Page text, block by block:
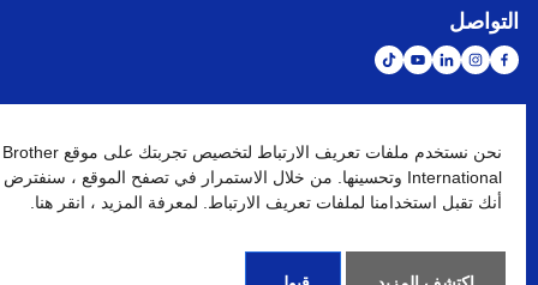
التواصل
الشبكة العالمية
نهج الخصوصية شروط الإستخدام خريطة الموقع الإنتقال إلى الموقع العالمي
كافة الحقوق محفوظة. BROTHER INTERNATIONAL (GULF) FZE
2026
نحن نستخدم ملفات تعريف الارتباط لتخصيص تجربتك على موقع Brother
International وتحسينها. من خلال الاستمرار في تصفح الموقع ، سنفترض
أنك تقبل استخدامنا لملفات تعريف الارتباط. لمعرفة المزيد ، انقر هنا.